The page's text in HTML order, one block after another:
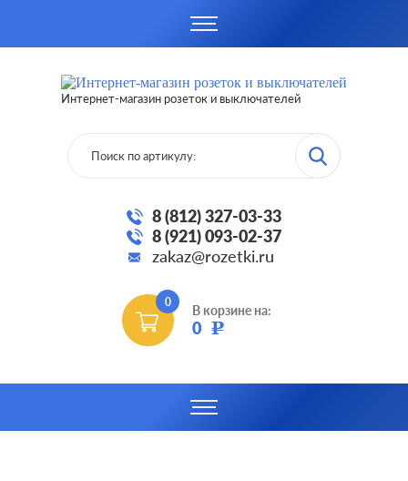
Интернет-магазин розеток и выключателей
8 (812) 327-03-33
8 (921) 093-02-37
zakaz@rozetki.ru
0
В корзине на:
0 Р